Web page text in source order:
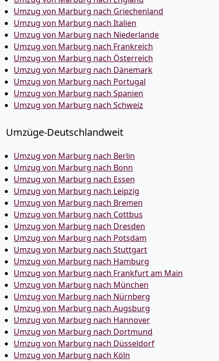
Umzug von Marburg nach Griechenland
Umzug von Marburg nach Italien
Umzug von Marburg nach Niederlande
Umzug von Marburg nach Frankreich
Umzug von Marburg nach Österreich
Umzug von Marburg nach Dänemark
Umzug von Marburg nach Portugal
Umzug von Marburg nach Spanien
Umzug von Marburg nach Schweiz
Umzüge-Deutschlandweit
Umzug von Marburg nach Berlin
Umzug von Marburg nach Bonn
Umzug von Marburg nach Essen
Umzug von Marburg nach Leipzig
Umzug von Marburg nach Bremen
Umzug von Marburg nach Cottbus
Umzug von Marburg nach Dresden
Umzug von Marburg nach Potsdam
Umzug von Marburg nach Stuttgart
Umzug von Marburg nach Hamburg
Umzug von Marburg nach Frankfurt am Main
Umzug von Marburg nach München
Umzug von Marburg nach Nürnberg
Umzug von Marburg nach Augsburg
Umzug von Marburg nach Hannover
Umzug von Marburg nach Dortmund
Umzug von Marburg nach Düsseldorf
Umzug von Marburg nach Köln